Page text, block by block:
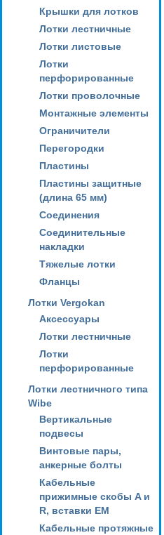
Крышки для лотков
Лотки лестничные
Лотки листовые
Лотки
перфорированные
Лотки проволочные
Монтажные элементы
Ограничители
Перегородки
Пластины
Пластины защитные
(длина 65 мм)
Соединения
Соединительные
накладки
Тяжелые лотки
Фланцы
Лотки Vergokan
Аксессуары
Лотки лестничные
Лотки
перфорированные
Лотки лестничного типа
Wibe
Вертикальные
подвесы
Винтовые пары,
анкерные болты
Кабельные
прижимные скобы A и
R, вставки EM
Кабельные протяжные